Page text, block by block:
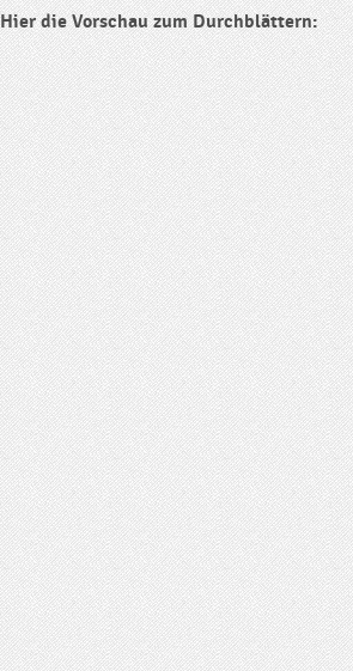
Hier die Vorschau zum Durchblättern: